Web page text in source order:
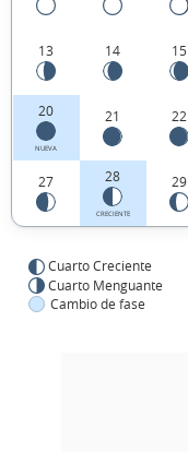
13 14 15
20
NUEVA
21 22
27 28
CRECIENTE
29
Cuarto Creciente
Cuarto Menguante
Cambio de fase